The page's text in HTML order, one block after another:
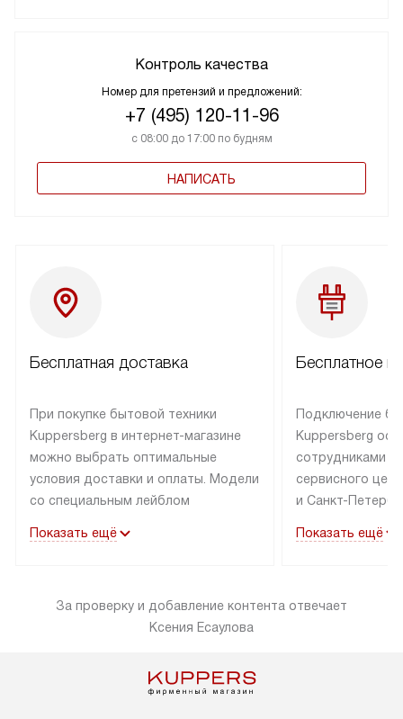
Контроль качества
Номер для претензий и предложений:
+7 (495) 120-11-96
с 08:00 до 17:00 по будням
НАПИСАТЬ
Бесплатная доставка
При покупке бытовой техники
Kuppersberg в интернет-магазине
можно выбрать оптимальные
условия доставки и оплаты. Модели
со специальным лейблом
в пределах МКАД до подъезда,
«в наличии» может быть отправлен
покупателю в течение трех дней.
и другие регионы осуществляется
через транспортную компанию.
Показать ещё
Бесплатное
Подключение
Kuppersberg
сотрудниками
сервисного
и Санкт-
подключается к
за пределы
Показать ещё
За проверку и добавление контента отвечает
Ксения Есаулова